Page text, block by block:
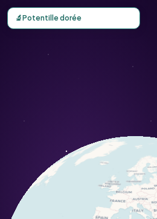
Carte d'observation du Potentille
🔬Potentille dorée